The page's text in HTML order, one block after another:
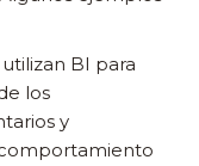
BI para
los
y